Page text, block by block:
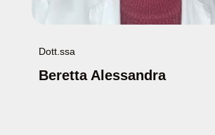
Dott.ssa
Beretta Alessandra